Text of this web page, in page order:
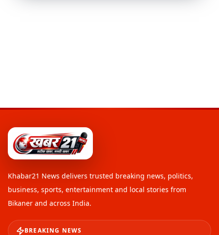
Khabar21 News delivers trusted breaking news, politics,
business, sports, entertainment and local stories from
Bikaner and across India.
BREAKING NEWS